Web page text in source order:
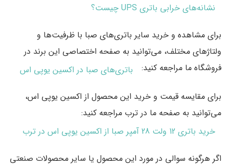
نشانه‌های خرابی باتری UPS چیست؟
برای مشاهده و خرید سایر باتری‌های صبا با ظرفیت‌ها و
ولتاژهای مختلف، می‌توانید به صفحه اختصاصی این برند در
فروشگاه ما مراجعه کنید:
باتری‌های صبا در اکسین یوپی اس
برای مقایسه قیمت و خرید این محصول از اکسین یوپی اس،
می‌توانید به صفحه ما در ترب مراجعه کنید:
خرید باتری 12 ولت 28 آمپر صبا از اکسین یوپی اس در ترب
اگر هرگونه سوالی در مورد این محصول یا سایر محصولات صنعتی